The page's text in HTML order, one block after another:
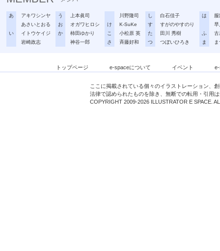
あ
アキワシンヤ
あさいとおる
い
イトウケイジ
岩崎政志
う
上本眞司
お
オガワヒロシ
か
柿田ゆかり
神谷一郎
川野隆司
け
K-SuKe
こ
小松原 英
さ
斉藤好和
し
白石佳子
す
すがのやすのり
た
田川 秀樹
つ
つぼいひろき
は
早
ふ
古
ま
トップページ e-spaceについて イベント
ここに掲載されている個々のイラストレーション、
法律で認められたものを除き、無断での転用・引用
COPYRIGHT 2009-2026 ILLUSTRATOR E SPACE.